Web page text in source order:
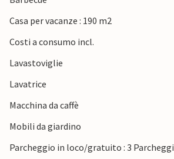
Casa per vacanze : 190 m2
Costi a consumo incl.
Lavastoviglie
Lavatrice
Macchina da caffè
Mobili da giardino
Parcheggio in loco/gratuito : 3 Parcheggi